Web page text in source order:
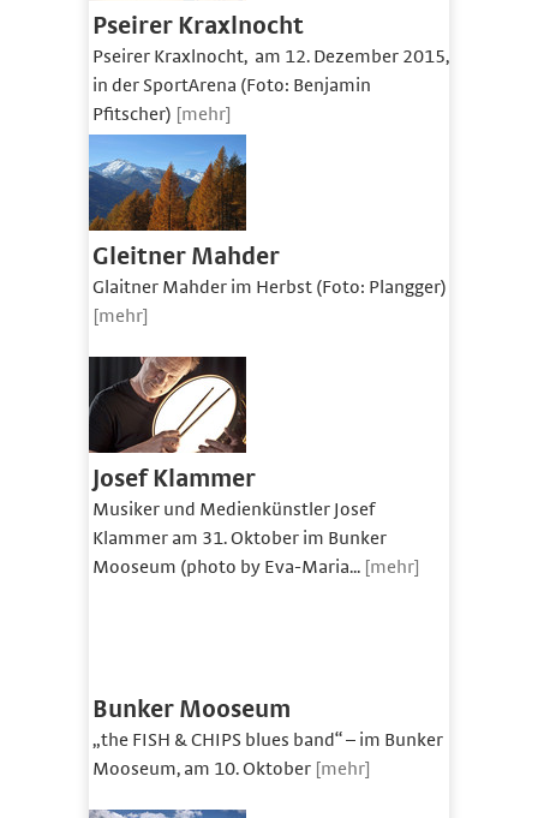
Pseirer Kraxlnocht
Pseirer Kraxlnocht, am 12. Dezember 2015,
in der SportArena (Foto: Benjamin
Pfitscher) [mehr]
Gleitner Mahder
Glaitner Mahder im Herbst (Foto: Plangger)
[mehr]
Josef Klammer
Musiker und Medienkünstler Josef
Klammer am 31. Oktober im Bunker
Mooseum (photo by Eva-Maria... [mehr]
Bunker Mooseum
„the FISH & CHIPS blues band“ – im Bunker
Mooseum, am 10. Oktober [mehr]